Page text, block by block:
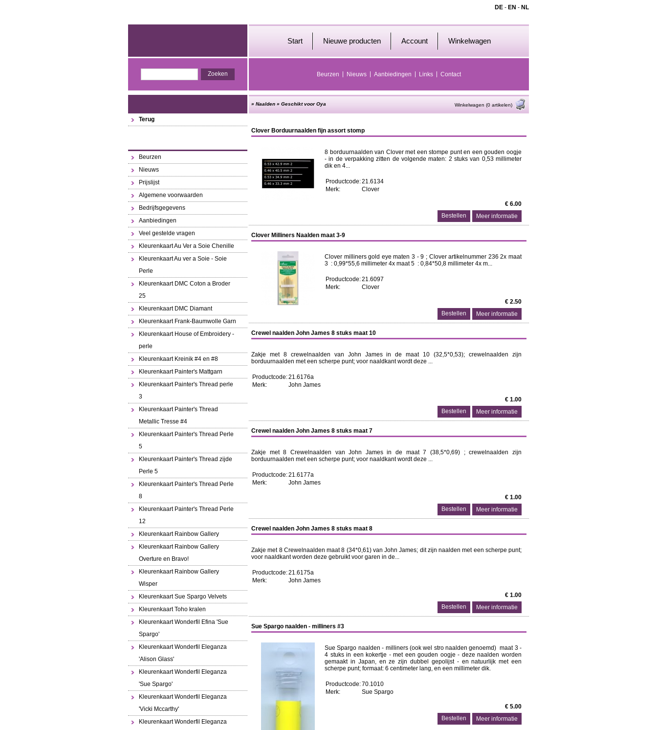
DE - EN - NL
Start Nieuwe producten Account Winkelwagen
Beurzen Nieuws Aanbiedingen Links Contact
Terug
Beurzen
Nieuws
Prijslijst
Algemene voorwaarden
Bedrijfsgegevens
Aanbiedingen
Veel gestelde vragen
Kleurenkaart Au Ver a Soie Chenille
Kleurenkaart Au ver a Soie - Soie
Perle
Kleurenkaart DMC Coton a Broder
25
Kleurenkaart DMC Diamant
Kleurenkaart Frank-Baumwolle Garn
Kleurenkaart House of Embroidery -
perle
Kleurenkaart Kreinik #4 en #8
Kleurenkaart Painter's Mattgarn
Kleurenkaart Painter's Thread perle
3
Kleurenkaart Painter's Thread
Metallic Tresse #4
Kleurenkaart Painter's Thread Perle
5
Kleurenkaart Painter's Thread zijde
Perle 5
Kleurenkaart Painter's Thread Perle
8
Kleurenkaart Painter's Thread Perle
12
Kleurenkaart Rainbow Gallery
Kleurenkaart Rainbow Gallery
Overture en Bravo!
Kleurenkaart Rainbow Gallery
Wisper
Kleurenkaart Sue Spargo Velvets
Kleurenkaart Toho kralen
Kleurenkaart Wonderfil Efina 'Sue
Spargo'
Kleurenkaart Wonderfil Eleganza
'Alison Glass'
Kleurenkaart Wonderfil Eleganza
'Sue Spargo'
Kleurenkaart Wonderfil Eleganza
'Vicki Mccarthy'
Kleurenkaart Wonderfil Eleganza
» Naalden » Geschikt voor Oya Winkelwagen (0 artikelen)
Clover Borduurnaalden fijn assort stomp
8 borduurnaalden van Clover met een stompe punt en een gouden oogje
- in de verpakking zitten de volgende maten: 2 stuks van 0,53 millimeter
dik en 4...
Productcode:21.6134
Merk:
Clover
€ 6.00
Meer informatie
Clover Milliners Naalden maat 3-9
Clover milliners gold eye maten 3 - 9 ; Clover artikelnummer 236 2x maat
3 : 0,99*55,6 millimeter 4x maat 5 : 0,84*50,8 millimeter 4x m...
Productcode:21.6097
Merk:
Clover
€ 2.50
Meer informatie
Crewel naalden John James 8 stuks maat 10
Zakje met 8 crewelnaalden van John James in de maat 10 (32,5*0,53); crewelnaalden zijn
borduurnaalden met een scherpe punt; voor naaldkant wordt deze ...
Productcode:21.6176a
Merk:
John James
€ 1.00
Meer informatie
Crewel naalden John James 8 stuks maat 7
Zakje met 8 Crewelnaalden van John James in de maat 7 (38,5*0,69) ; crewelnaalden zijn
borduurnaalden met een scherpe punt; voor naaldkant wordt deze ...
Productcode:21.6177a
Merk:
John James
€ 1.00
Meer informatie
Crewel naalden John James 8 stuks maat 8
Zakje met 8 Crewelnaalden maat 8 (34*0,61) van John James; dit zijn naalden met een scherpe punt;
voor naaldkant worden deze gebruikt voor garen in de...
Productcode:21.6175a
Merk:
John James
€ 1.00
Meer informatie
Sue Spargo naalden - milliners #3
Sue Spargo naalden - milliners (ook wel stro naalden genoemd) maat 3 -
4 stuks in een kokertje - met een gouden oogje - deze naalden worden
gemaakt in Japan, en ze zijn dubbel gepolijst - en natuurlijk met een
scherpe punt; formaat: 6 centimeter lang, en een millimeter dik.
Productcode:70.1010
Merk:
Sue Spargo
€ 5.00
Meer informatie